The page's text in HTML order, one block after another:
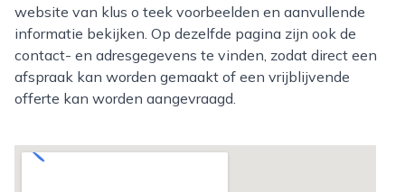
website van klus o teek voorbeelden en aanvullende
informatie bekijken. Op dezelfde pagina zijn ook de
contact- en adresgegevens te vinden, zodat direct een
afspraak kan worden gemaakt of een vrijblijvende
offerte kan worden aangevraagd.